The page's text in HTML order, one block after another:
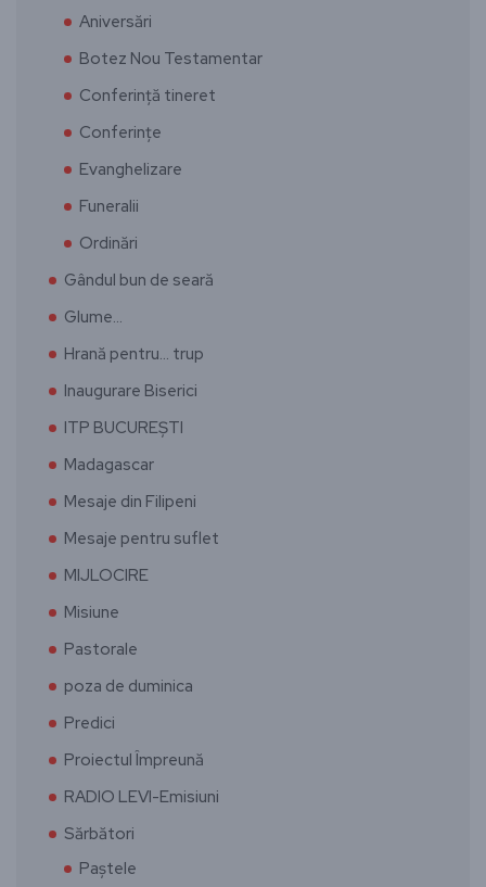
Aniversări
Botez Nou Testamentar
Conferință tineret
Conferințe
Evanghelizare
Funeralii
Ordinări
Gândul bun de seară
Glume…
Hrană pentru… trup
Inaugurare Biserici
ITP BUCUREȘTI
Madagascar
Mesaje din Filipeni
Mesaje pentru suflet
MIJLOCIRE
Misiune
Pastorale
poza de duminica
Predici
Proiectul Împreună
RADIO LEVI-Emisiuni
Sărbători
Paștele